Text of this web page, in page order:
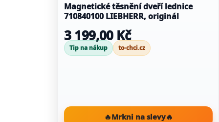
Magnetické těsnění dveří lednice
710840100 LIEBHERR, originál
3 199,00 Kč
Tip na nákup to-chci.cz
🔥Mrkni na slevy🔥